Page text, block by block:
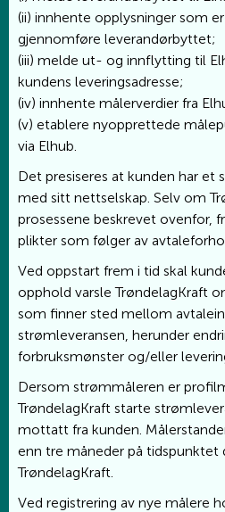
(ii) innhente opplysninger som
gjennomføre leverandørbyttet;
(iii) melde ut- og innflytting til
kundens leveringsadresse;
(iv) innhente målerverdier fra
(v) etablere nyopprettede
via Elhub.
Det presiseres at kunden har et
med sitt nettselskap. Selv om
prosessene beskrevet ovenfor,
plikter som følger av
Ved oppstart frem i tid skal
opphold varsle TrøndelagKraft
som finner sted mellom
strømleveransen, herunder
forbruksmønster og/eller
Dersom strømmåleren er
TrøndelagKraft starte
mottatt fra kunden.
enn tre måneder på tidspunktet
TrøndelagKraft.
Ved registrering av nye målere